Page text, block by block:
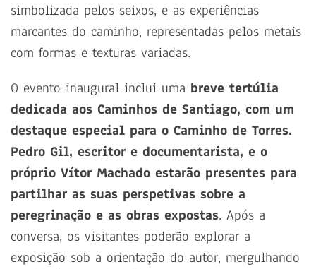
simbolizada pelos seixos, e as experiências
marcantes do caminho, representadas pelos metais
com formas e texturas variadas.
O evento inaugural inclui uma breve tertúlia
dedicada aos Caminhos de Santiago, com um
destaque especial para o Caminho de Torres.
Pedro Gil, escritor e documentarista, e o
próprio Vítor Machado estarão presentes para
partilhar as suas perspetivas sobre a
peregrinação e as obras expostas. Após a
conversa, os visitantes poderão explorar a
exposição sob a orientação do autor, mergulhando